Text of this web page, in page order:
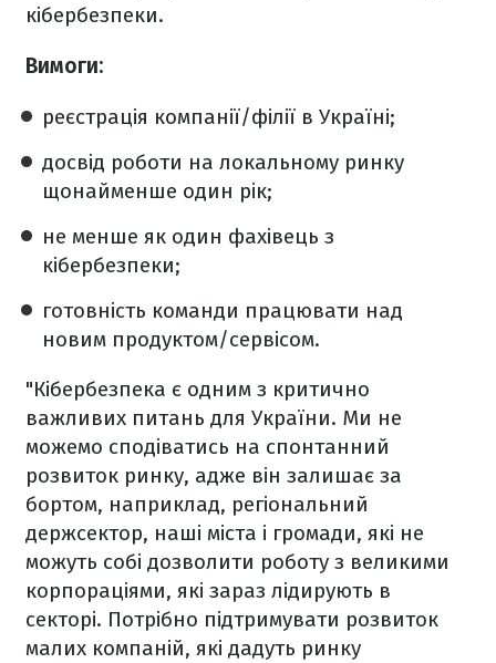
кібербезпеки.
Вимоги:
реєстрація компанії/філії в Україні;
досвід роботи на локальному ринку
щонайменше один рік;
не менше як один фахівець з
кібербезпеки;
готовність команди працювати над
новим продуктом/сервісом.
"Кібербезпека є одним з критично
важливих питань для України. Ми не
можемо сподіватись на спонтанний
розвиток ринку, адже він залишає за
бортом, наприклад, регіональний
держсектор, наші міста і громади, які не
можуть собі дозволити роботу з великими
корпораціями, які зараз лідирують в
секторі. Потрібно підтримувати розвиток
малих компаній, які дадуть ринку